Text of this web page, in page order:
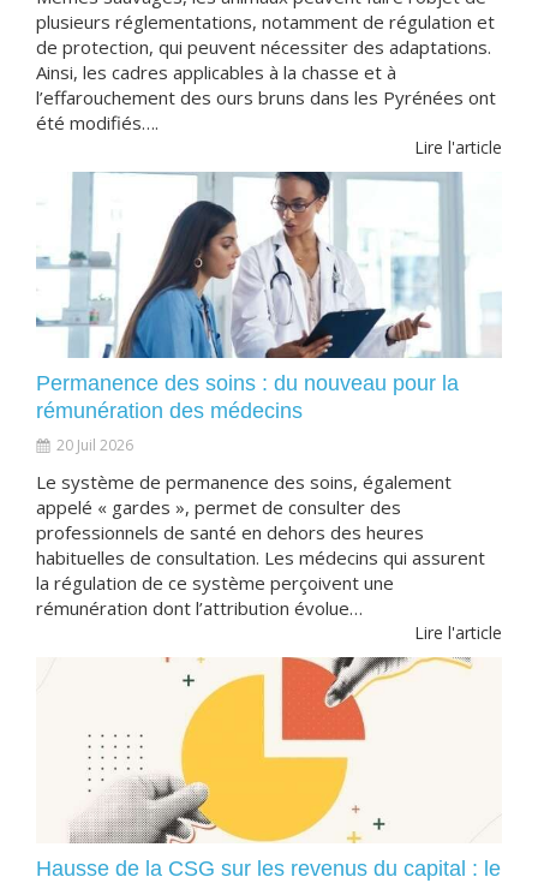
plusieurs réglementations, notamment de régulation et
de protection, qui peuvent nécessiter des adaptations.
Ainsi, les cadres applicables à la chasse et à
l’effarouchement des ours bruns dans les Pyrénées ont
été modifiés….
Lire l'article
Permanence des soins : du nouveau pour la
rémunération des médecins
20 Juil 2026
Le système de permanence des soins, également
appelé « gardes », permet de consulter des
professionnels de santé en dehors des heures
habituelles de consultation. Les médecins qui assurent
la régulation de ce système perçoivent une
rémunération dont l’attribution évolue…
Lire l'article
Hausse de la CSG sur les revenus du capital : le